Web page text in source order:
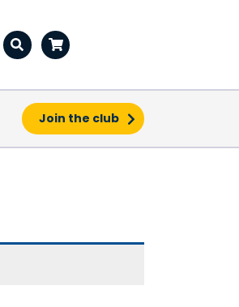
Zoeken...
Join the club